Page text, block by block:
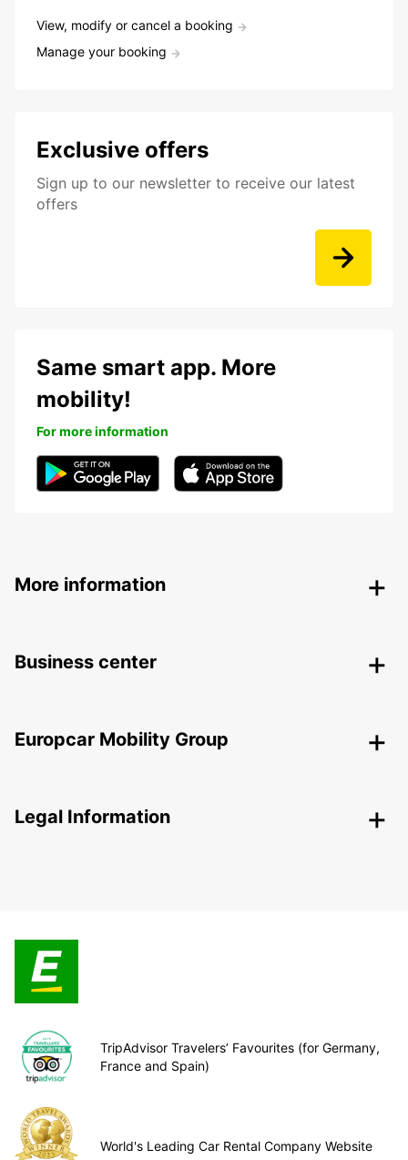
View, modify or cancel a booking
Manage your booking
Exclusive offers
Sign up to our newsletter to receive our latest
offers
Same smart app. More
mobility!
For more information
More information
Business center
Europcar Mobility Group
Legal Information
TripAdvisor Travelers’ Favourites (for Germany,
France and Spain)
World's Leading Car Rental Company Website